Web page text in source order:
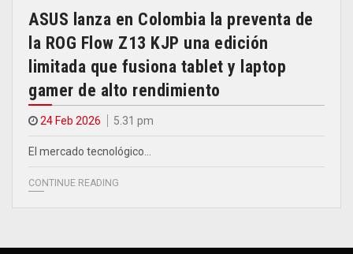
ASUS lanza en Colombia la preventa de
la ROG Flow Z13 KJP una edición
limitada que fusiona tablet y laptop
gamer de alto rendimiento
24 Feb 2026 5.31 pm
El mercado tecnológico…
CONTINUE READING